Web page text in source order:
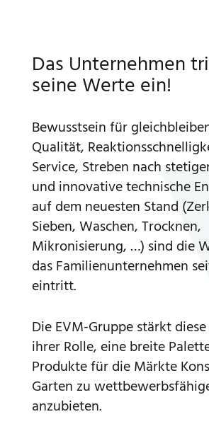
Das Unternehmen
seine Werte ein!
Bewusstsein für
Qualität,
Service, Streben nach
und innovative technische
auf dem neuesten Stand
Sieben, Waschen, Trocknen,
Mikronisierung, …) sind die
das Familienunternehmen
eintritt.
Die EVM-Gruppe stärkt
ihrer Rolle, eine breite
Produkte für die Märkte
Garten zu
anzubieten.